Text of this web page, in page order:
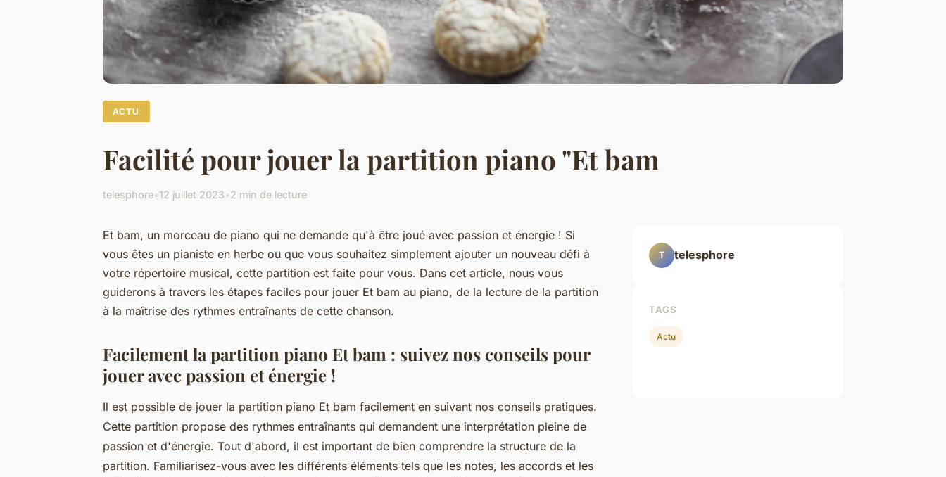
ACTU
Facilité pour jouer la partition piano "Et bam
telesphore•12 juillet 2023•2 min de lecture
Et bam, un morceau de piano qui ne demande qu'à être joué avec passion et énergie ! Si
vous êtes un pianiste en herbe ou que vous souhaitez simplement ajouter un nouveau défi à
votre répertoire musical, cette partition est faite pour vous. Dans cet article, nous vous
guiderons à travers les étapes faciles pour jouer Et bam au piano, de la lecture de la partition
à la maîtrise des rythmes entraînants de cette chanson.
Facilement la partition piano Et bam : suivez nos conseils pour
jouer avec passion et énergie !
Il est possible de jouer la partition piano Et bam facilement en suivant nos conseils pratiques.
Cette partition propose des rythmes entraînants qui demandent une interprétation pleine de
passion et d'énergie. Tout d'abord, il est important de bien comprendre la structure de la
partition. Familiarisez-vous avec les différents éléments tels que les notes, les accords et les
T telesphore
TAGS
Actu